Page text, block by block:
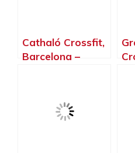
Cathaló Crossfit,
Barcelona –